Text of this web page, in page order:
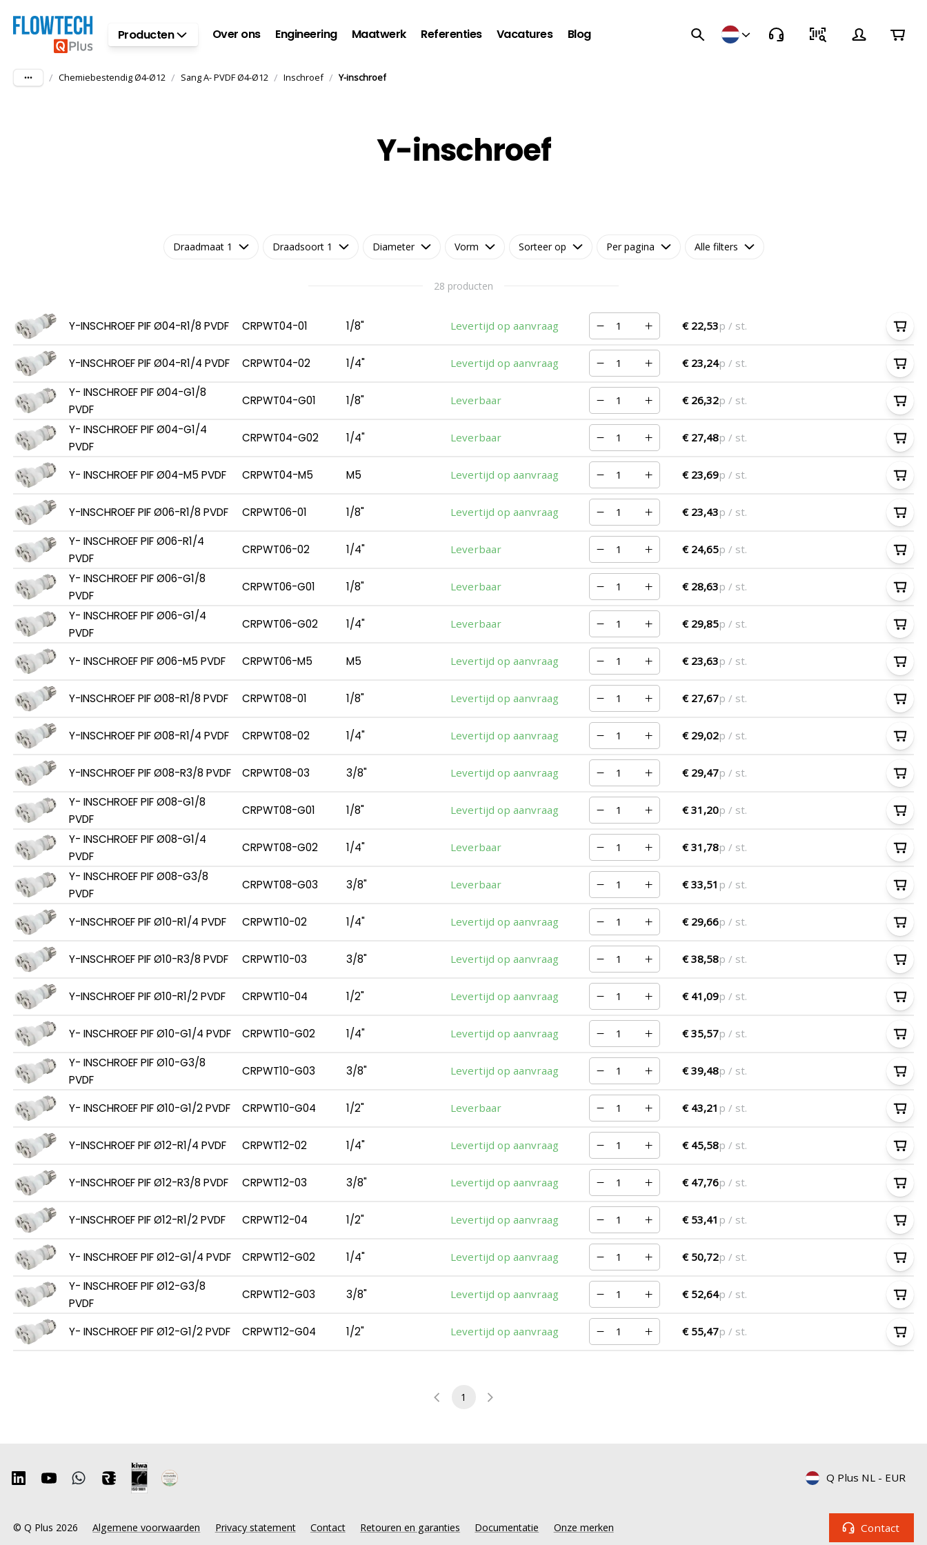
Ga naar hoofdinhoudProducten Over ons Engineering Maatwerk Referenties Vacatures Blog
/ Chemiebestendig Ø4-Ø12 / Sang A- PVDF Ø4-Ø12 / Inschroef / Y-inschroef
Y-inschroef
Draadmaat 1 Draadsoort 1 Diameter Vorm Sorteer op Per pagina Alle filters
28 producten
Y-INSCHROEF PIF Ø04-R1/8 PVDF CRPWT04-01 1/8" Levertijd op aanvraag € 22,53p / st.
Y-INSCHROEF PIF Ø04-R1/4 PVDF CRPWT04-02 1/4" Levertijd op aanvraag € 23,24p / st.
Y- INSCHROEF PIF Ø04-G1/8
PVDF
CRPWT04-G01 1/8" Leverbaar € 26,32p / st.
Y- INSCHROEF PIF Ø04-G1/4
PVDF
CRPWT04-G02 1/4" Leverbaar € 27,48p / st.
Y- INSCHROEF PIF Ø04-M5 PVDF CRPWT04-M5 M5 Levertijd op aanvraag € 23,69p / st.
Y-INSCHROEF PIF Ø06-R1/8 PVDF CRPWT06-01 1/8" Levertijd op aanvraag € 23,43p / st.
Y- INSCHROEF PIF Ø06-R1/4
PVDF
CRPWT06-02 1/4" Leverbaar € 24,65p / st.
Y- INSCHROEF PIF Ø06-G1/8
PVDF
CRPWT06-G01 1/8" Leverbaar € 28,63p / st.
Y- INSCHROEF PIF Ø06-G1/4
PVDF
CRPWT06-G02 1/4" Leverbaar € 29,85p / st.
Y- INSCHROEF PIF Ø06-M5 PVDF CRPWT06-M5 M5 Levertijd op aanvraag € 23,63p / st.
Y-INSCHROEF PIF Ø08-R1/8 PVDF CRPWT08-01 1/8" Levertijd op aanvraag € 27,67p / st.
Y-INSCHROEF PIF Ø08-R1/4 PVDF CRPWT08-02 1/4" Levertijd op aanvraag € 29,02p / st.
Y-INSCHROEF PIF Ø08-R3/8 PVDF CRPWT08-03 3/8" Levertijd op aanvraag € 29,47p / st.
Y- INSCHROEF PIF Ø08-G1/8
PVDF
CRPWT08-G01 1/8" Levertijd op aanvraag € 31,20p / st.
Y- INSCHROEF PIF Ø08-G1/4
PVDF
CRPWT08-G02 1/4" Leverbaar € 31,78p / st.
Y- INSCHROEF PIF Ø08-G3/8
PVDF
CRPWT08-G03 3/8" Leverbaar € 33,51 p / st.
Y-INSCHROEF PIF Ø10-R1/4 PVDF CRPWT10-02 1/4" Levertijd op aanvraag € 29,66p / st.
Y-INSCHROEF PIF Ø10-R3/8 PVDF CRPWT10-03 3/8" Levertijd op aanvraag € 38,58p / st.
Y-INSCHROEF PIF Ø10-R1/2 PVDF CRPWT10-04 1/2" Levertijd op aanvraag € 41,09p / st.
Y- INSCHROEF PIF Ø10-G1/4 PVDF CRPWT10-G02 1/4" Levertijd op aanvraag € 35,57p / st.
Y- INSCHROEF PIF Ø10-G3/8
PVDF
CRPWT10-G03 3/8" Levertijd op aanvraag € 39,48p / st.
Y- INSCHROEF PIF Ø10-G1/2 PVDF CRPWT10-G04 1/2" Leverbaar € 43,21 p / st.
Y-INSCHROEF PIF Ø12-R1/4 PVDF CRPWT12-02 1/4" Levertijd op aanvraag € 45,58p / st.
Y-INSCHROEF PIF Ø12-R3/8 PVDF CRPWT12-03 3/8" Levertijd op aanvraag € 47,76p / st.
Y-INSCHROEF PIF Ø12-R1/2 PVDF CRPWT12-04 1/2" Levertijd op aanvraag € 53,41 p / st.
Y- INSCHROEF PIF Ø12-G1/4 PVDF CRPWT12-G02 1/4" Levertijd op aanvraag € 50,72p / st.
Y- INSCHROEF PIF Ø12-G3/8
PVDF
CRPWT12-G03 3/8" Levertijd op aanvraag € 52,64p / st.
Y- INSCHROEF PIF Ø12-G1/2 PVDF CRPWT12-G04 1/2" Levertijd op aanvraag € 55,47p / st.
1
Q Plus NL - EUR
Contact
© Q Plus 2026 Algemene voorwaarden Privacy statement Contact Retouren en garanties Documentatie Onze merken